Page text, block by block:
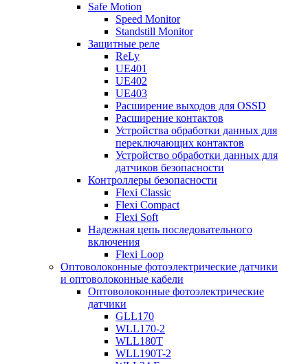
Safe Motion
Speed Monitor
Standstill Monitor
Защитные реле
ReLy
UE401
UE402
UE403
Расширение выходов для OSSD
Расширение контактов
Устройства обработки данных для
переключающих контактов
Устройство обработки данных для
датчиков безопасности
Контроллеры безопасности
Flexi Classic
Flexi Compact
Flexi Soft
Надежная цепь последовательного
включения
Flexi Loop
Оптоволоконные фотоэлектрические датчики
и оптоволоконные кабели
Оптоволоконные фотоэлектрические
датчики
GLL170
WLL170-2
WLL180T
WLL190T-2